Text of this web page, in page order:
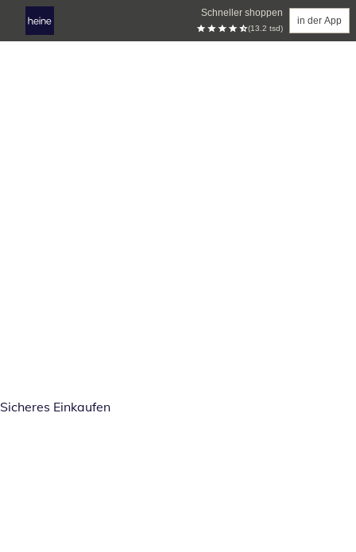
Schneller shoppen
(13.2 tsd)
in der App
Sicheres Einkaufen